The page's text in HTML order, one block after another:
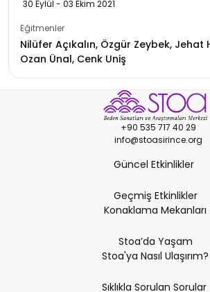
30 Eylül - 03 Ekim 2021
Eğitmenler
Nilüfer Açıkalın, Özgür Zeybek, Jehat
Ozan Ünal, Cenk Uniş
+90 535 717 40 29
info@stoasirince.org
Güncel Etkinlikler
Geçmiş Etkinlikler
Konaklama Mekanları
Stoa’da Yaşam
Stoa'ya Nasıl Ulaşırım?
Sıklıkla Sorulan Sorular